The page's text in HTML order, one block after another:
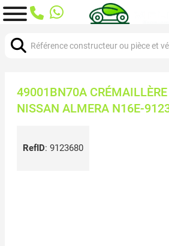
49001BN70A
NISSAN ALMERA N16E-
RefID: 9123680